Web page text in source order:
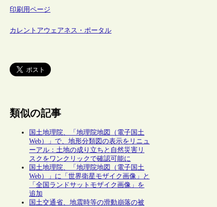
印刷用ページ
カレントアウェアネス・ポータル
類似の記事
国土地理院、「地理院地図（電子国土
Web）」で、地形分類図の表示をリニュ
ーアル：土地の成り立ちと自然災害リ
スクをワンクリックで確認可能に
国土地理院、「地理院地図（電子国土
Web）」に「世界衛星モザイク画像」と
「全国ランドサットモザイク画像」を
追加
国土交通省、地震時等の滑動崩落の被